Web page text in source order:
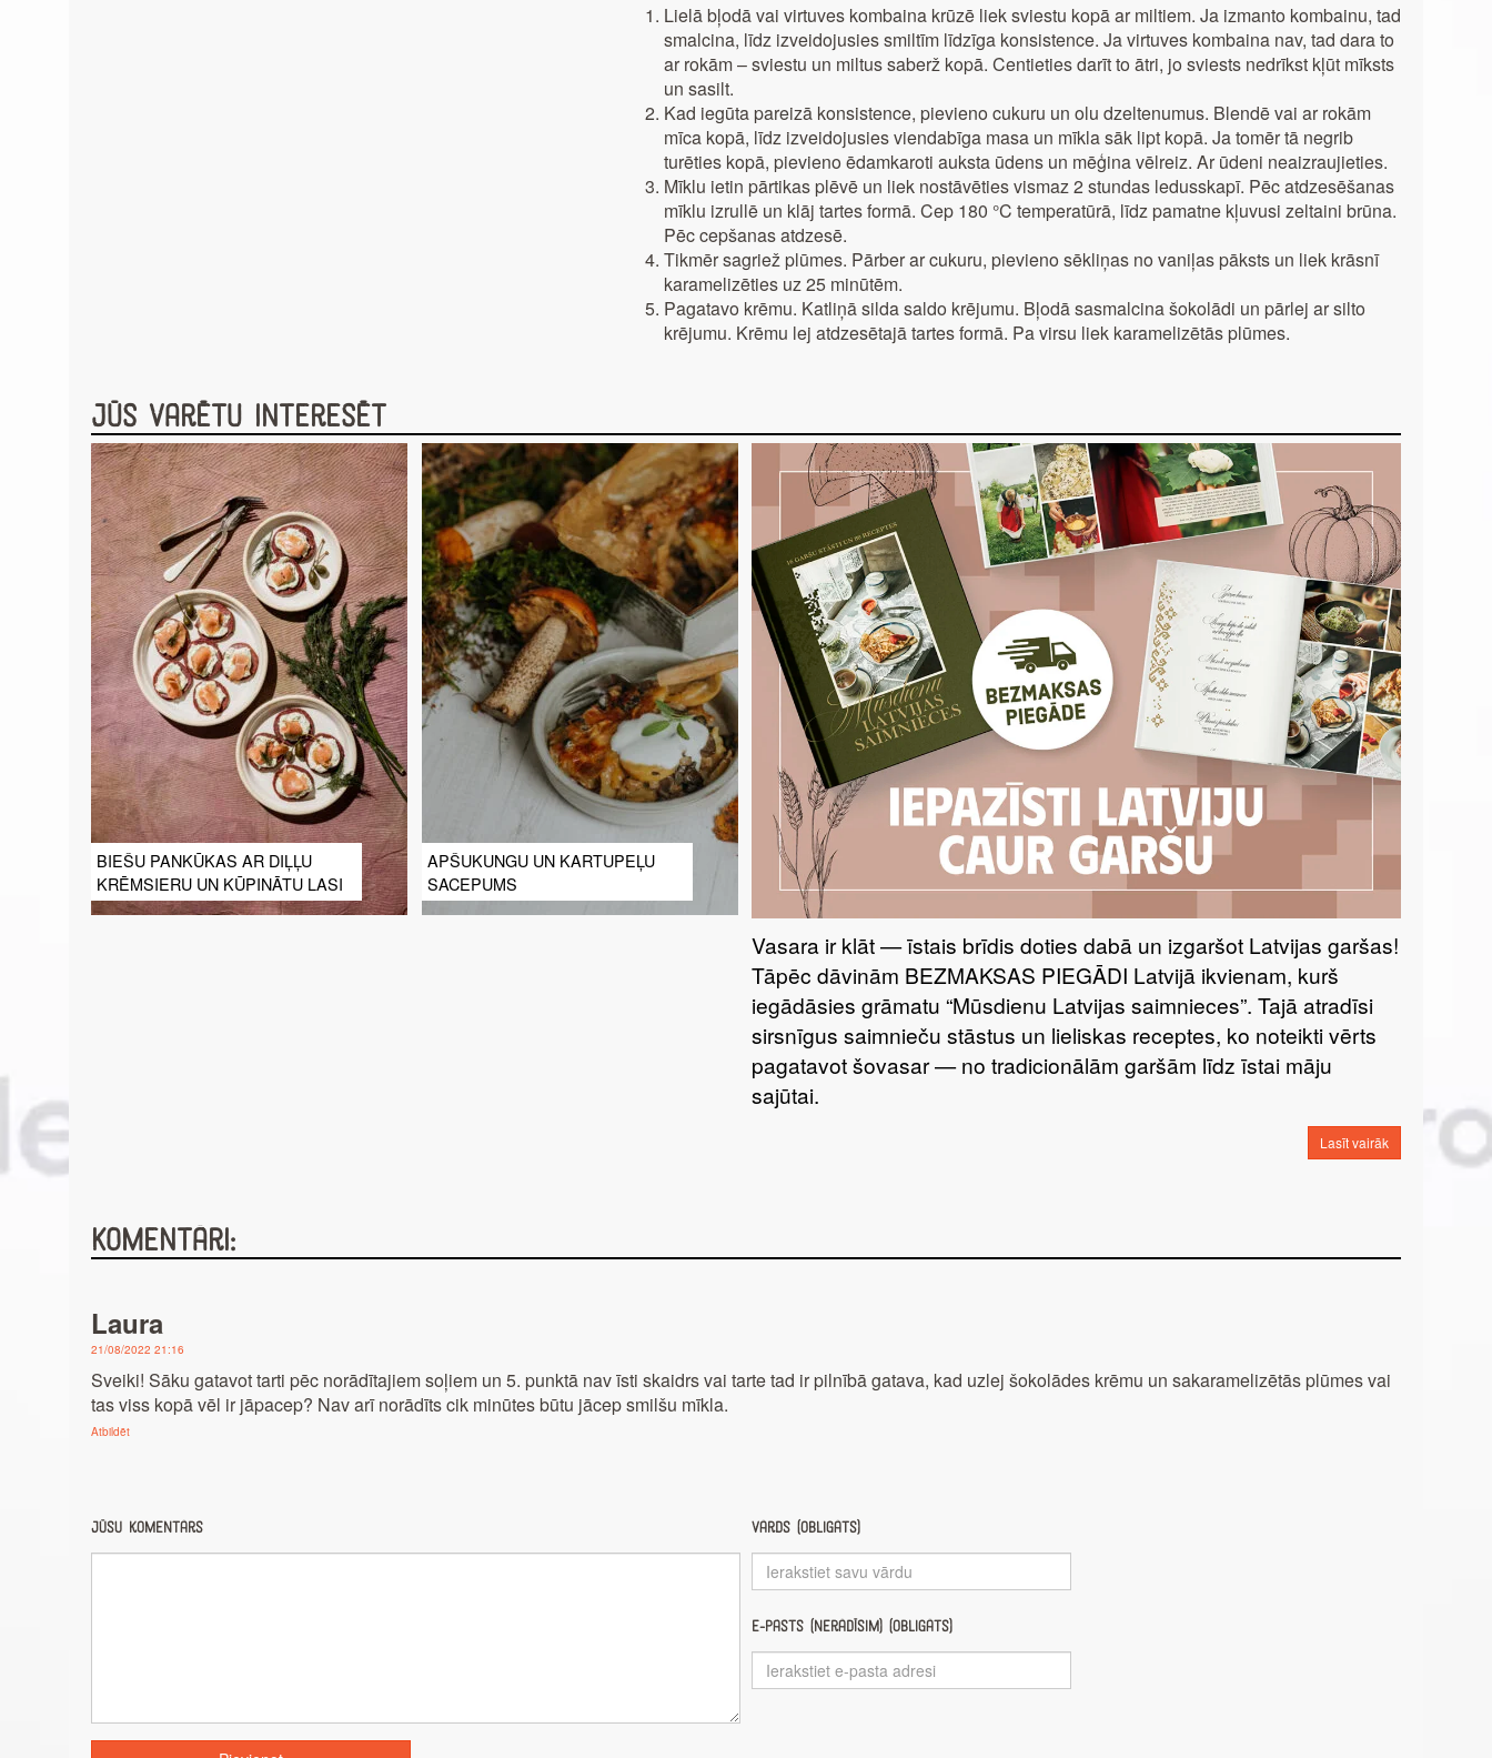
Lielā bļodā vai virtuves kombaina krūzē liek sviestu kopā ar miltiem. Ja izmanto kombainu, tad
smalcina, līdz izveidojusies smiltīm līdzīga konsistence. Ja virtuves kombaina nav, tad dara to
ar rokām – sviestu un miltus saberž kopā. Centieties darīt to ātri, jo sviests nedrīkst kļūt mīksts
un sasilt.
Kad iegūta pareizā konsistence, pievieno cukuru un olu dzeltenumus. Blendē vai ar rokām
mīca kopā, līdz izveidojusies viendabīga masa un mīkla sāk lipt kopā. Ja tomēr tā negrib
turēties kopā, pievieno ēdamkaroti auksta ūdens un mēģina vēlreiz. Ar ūdeni neaizraujieties.
Mīklu ietin pārtikas plēvē un liek nostāvēties vismaz 2 stundas ledusskapī. Pēc atdzesēšanas
mīklu izrullē un klāj tartes formā. Cep 180 °C temperatūrā, līdz pamatne kļuvusi zeltaini brūna.
Pēc cepšanas atdzesē.
Tikmēr sagriež plūmes. Pārber ar cukuru, pievieno sēkliņas no vaniļas pāksts un liek krāsnī
karamelizēties uz 25 minūtēm.
Pagatavo krēmu. Katliņā silda saldo krējumu. Bļodā sasmalcina šokolādi un pārlej ar silto
krējumu. Krēmu lej atdzesētajā tartes formā. Pa virsu liek karamelizētās plūmes.
Jūs varētu interesēt
BIEŠU PANKŪKAS AR DIĻĻU
KRĒMSIERU UN KŪPINĀTU LASI
APŠUKUNGU UN KARTUPEĻU
SACEPUMS
Vasara ir klāt — īstais brīdis doties dabā un izgaršot Latvijas garšas!
Tāpēc dāvinām BEZMAKSAS PIEGĀDI Latvijā ikvienam, kurš
iegādāsies grāmatu “Mūsdienu Latvijas saimnieces”. Tajā atradīsi
sirsnīgus saimnieču stāstus un lieliskas receptes, ko noteikti vērts
pagatavot šovasar — no tradicionālām garšām līdz īstai māju
sajūtai.
Lasīt vairāk
Komentāri:
Laura
21/08/2022 21:16
Sveiki! Sāku gatavot tarti pēc norādītajiem soļiem un 5. punktā nav īsti skaidrs vai tarte tad ir pilnībā gatava, kad uzlej šokolādes krēmu un sakaramelizētās plūmes vai
tas viss kopā vēl ir jāpacep? Nav arī norādīts cik minūtes būtu jācep smilšu mīkla.
Atbildēt
Jūsu komentārs Vārds (obligāts)
E-pasts (nerādīsim) (obligāts)